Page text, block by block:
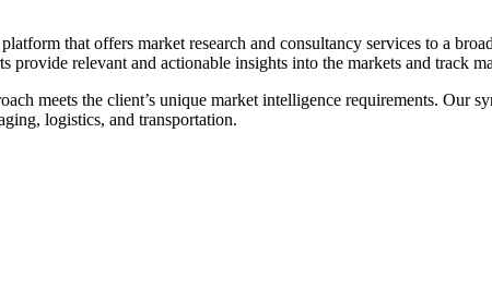
that offers market research and consultancy services to a
relevant and actionable insights into the markets and track
meets the client’s unique market intelligence requirements. Our
logistics, and transportation.